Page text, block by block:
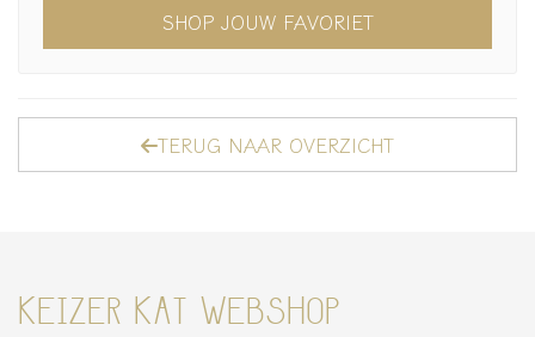
SHOP JOUW FAVORIET
TERUG NAAR OVERZICHT
KEIZER KAT WEBSHOP